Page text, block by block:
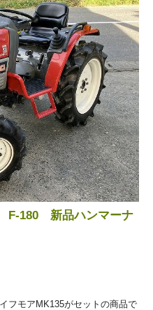
180 新品ハンマーナ
フモアMK135がセットの商品で